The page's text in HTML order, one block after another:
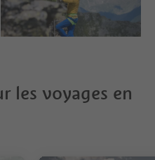
les voyages en